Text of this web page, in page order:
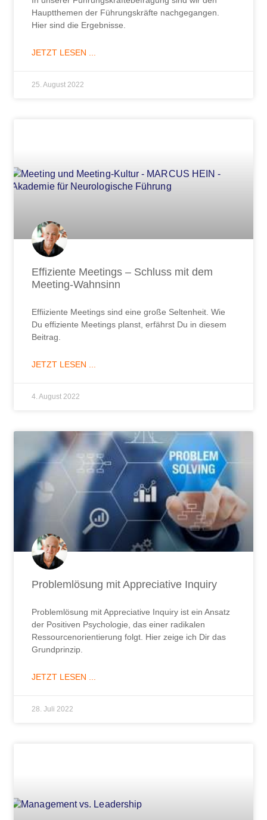
Hauptthemen der Führungskräfte nachgegangen.
Hier sind die Ergebnisse.
JETZT LESEN ...
25. August 2022
Effiziente Meetings – Schluss mit dem
Meeting-Wahnsinn
Effiiziente Meetings sind eine große Seltenheit. Wie
Du effiziente Meetings planst, erfährst Du in diesem
Beitrag.
JETZT LESEN ...
4. August 2022
Problemlösung mit Appreciative Inquiry
Problemlösung mit Appreciative Inquiry ist ein Ansatz
der Positiven Psychologie, das einer radikalen
Ressourcenorientierung folgt. Hier zeige ich Dir das
Grundprinzip.
JETZT LESEN ...
28. Juli 2022